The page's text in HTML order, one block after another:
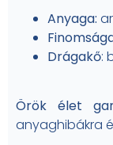
Anyaga:
Drágakő:
Örök élet
anyaghibákra